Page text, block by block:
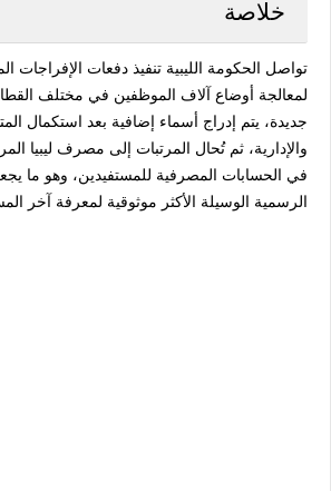
خلاصة
تواصل الحكومة الليبية تنفيذ دفعات الإفراجات
لمعالجة أوضاع آلاف الموظفين في مختلف
جديدة، يتم إدراج أسماء إضافية بعد استكمال
والإدارية، ثم تُحال المرتبات إلى مصرف ليبيا
في الحسابات المصرفية للمستفيدين، وهو ما
الرسمية الوسيلة الأكثر موثوقية لمعرفة آخر